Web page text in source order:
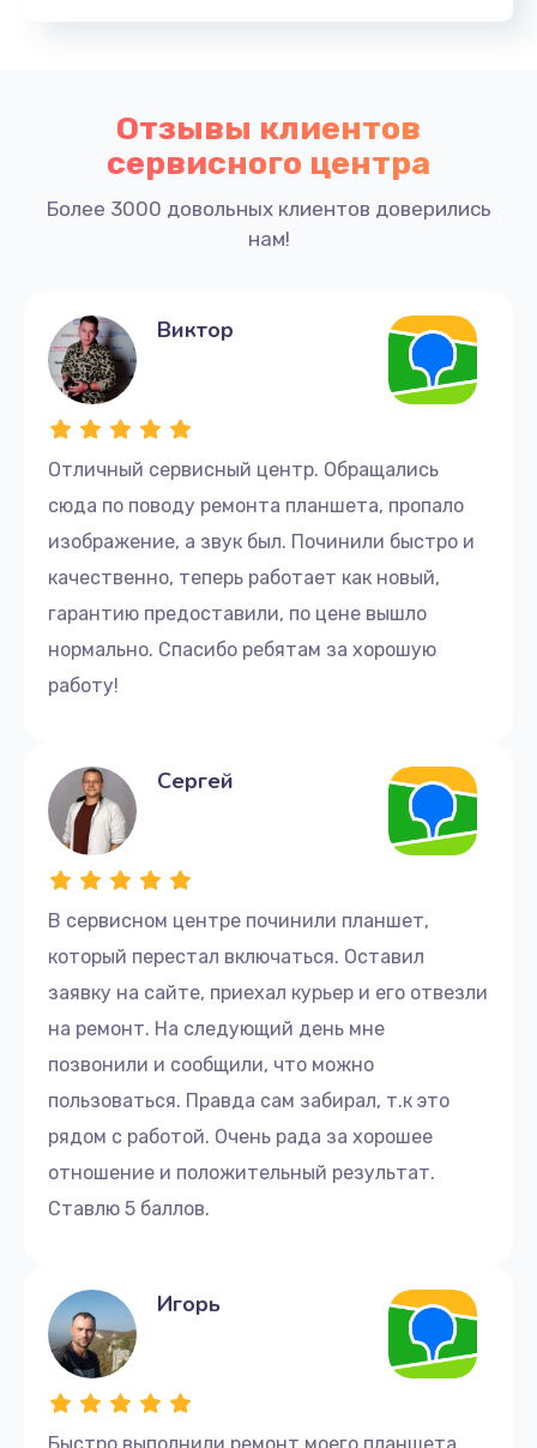
Отзывы клиентов
сервисного центра
Более 3000 довольных клиентов доверились
нам!
Отличный сервисный центр. Обращались
сюда по поводу ремонта планшета, пропало
изображение, а звук был. Починили быстро и
качественно, теперь работает как новый,
гарантию предоставили, по цене вышло
нормально. Спасибо ребятам за хорошую
работу!
Виктор
В сервисном центре починили планшет,
который перестал включаться. Оставил
заявку на сайте, приехал курьер и его отвезли
на ремонт. На следующий день мне
позвонили и сообщили, что можно
пользоваться. Правда сам забирал, т.к это
рядом с работой. Очень рада за хорошее
отношение и положительный результат.
Ставлю 5 баллов.
Сергей
Быстро выполнили ремонт моего планшета
Игорь